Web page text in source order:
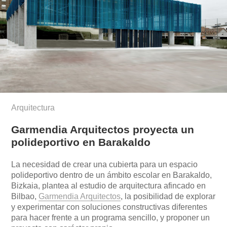
Arquitectura
Garmendia Arquitectos proyecta un
polideportivo en Barakaldo
La necesidad de crear una cubierta para un espacio
polideportivo dentro de un ámbito escolar en Barakaldo,
Bizkaia, plantea al estudio de arquitectura afincado en
Bilbao, Garmendia Arquitectos, la posibilidad de explorar
y experimentar con soluciones constructivas diferentes
para hacer frente a un programa sencillo, y proponer un